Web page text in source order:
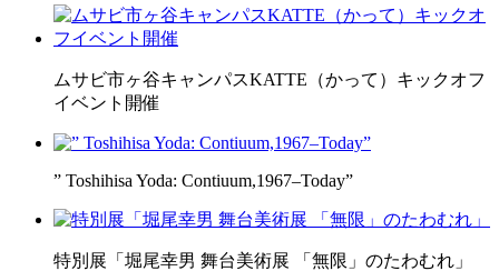
ムサビ市ヶ谷キャンパスKATTE（かって）キックオフ
イベント開催
” Toshihisa Yoda: Contiuum,1967–Today”
特別展「堀尾幸男 舞台美術展 「無限」のたわむれ」